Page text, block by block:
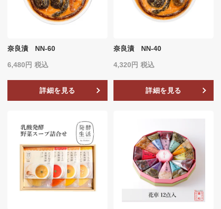
奈良漬 NN-60
6,480 税込
詳細を見る
奈良漬 NN-40
4,320 税込
詳細を見る